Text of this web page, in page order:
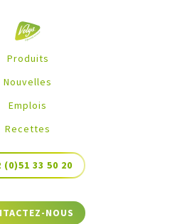
Produits
Nouvelles
Emplois
Recettes
(0)51 33 50 20
NOUS